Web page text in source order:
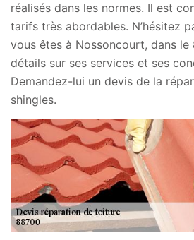
réalisés dans les normes. Il est
tarifs très abordables. N’hésitez
vous êtes à Nossoncourt, dans
détails sur ses services et ses
Demandez-lui un devis de la
shingles.